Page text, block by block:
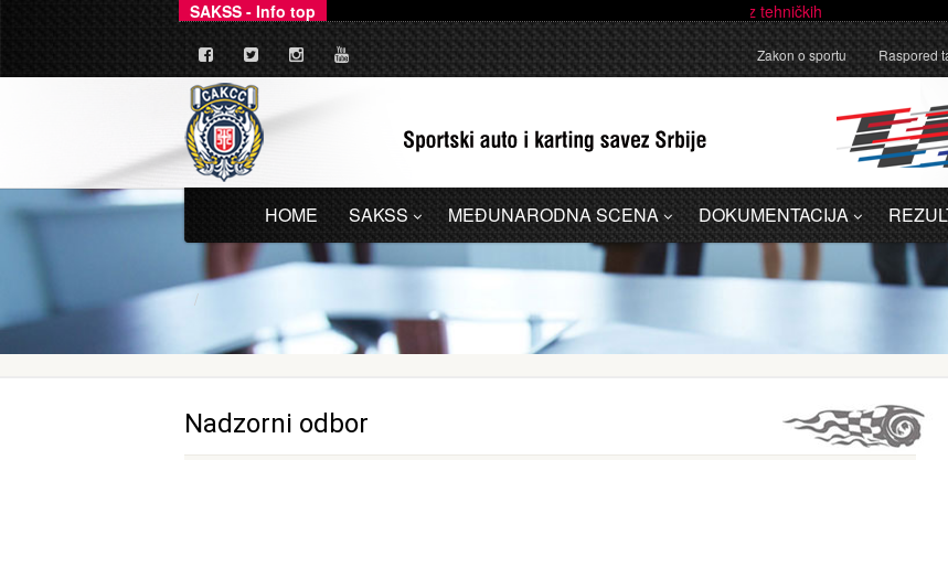
SAKSS - Info top Ovim putem dajemo zvanično pojašnjenje u vezi sa administrativnom greškom u
Zakon o sportu Raspored
HOME SAKSS MEĐUNARODNA SCENA DOKUMENTACIJA
Nadzorni odbor